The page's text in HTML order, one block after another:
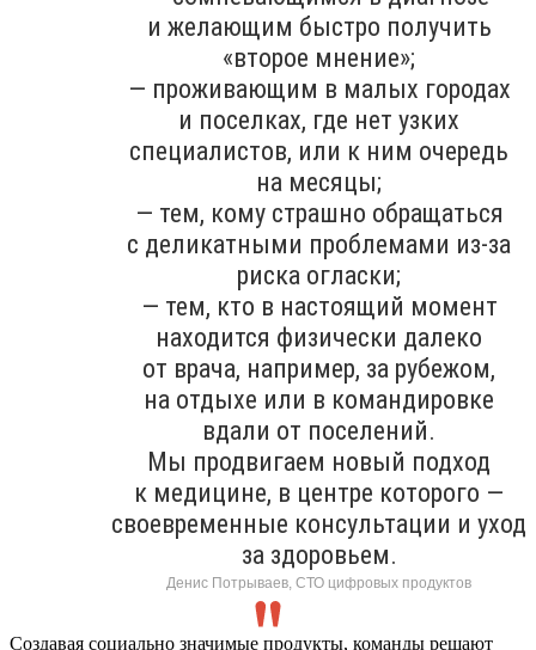
и желающим быстро получить
«второе мнение»;
— проживающим в малых городах
и поселках, где нет узких
специалистов, или к ним очередь
на месяцы;
— тем, кому страшно обращаться
с деликатными проблемами из-за
риска огласки;
— тем, кто в настоящий момент
находится физически далеко
от врача, например, за рубежом,
на отдыхе или в командировке
вдали от поселений.
Мы продвигаем новый подход
к медицине, в центре которого —
своевременные консультации и уход
за здоровьем.
Денис Потрываев, СТО цифровых продуктов
Создавая социально значимые продукты, команды решают